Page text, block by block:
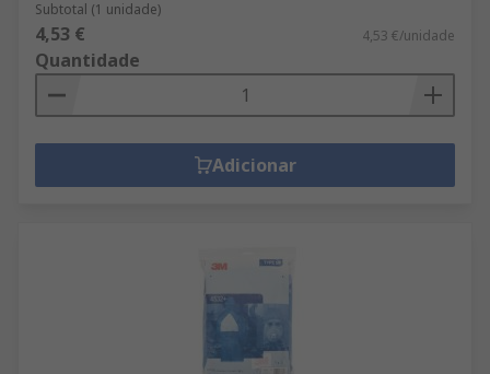
Subtotal (1 unidade)
4,53 € 4,53 €/unidade
Quantidade
Adicionar